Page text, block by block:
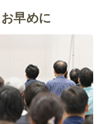
早めに